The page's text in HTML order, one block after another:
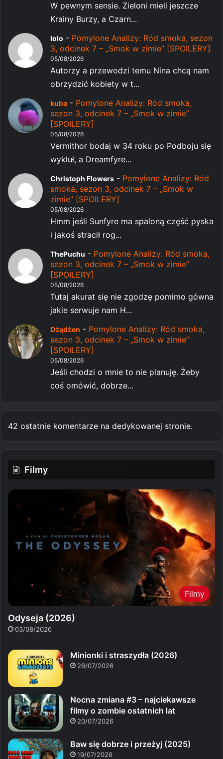
W pewnym sensie. Zieloni mieli jeszcze
Krainy Burzy, a Czarn...
lolo - Pomylone Analizy: Ród smoka, sezon
3, odcinek 7 – „Smok w zimie” [SPOILERY]
05/08/2026
Autorzy a przewodzi temu Nina chcą nam
obrzydzić kobiety w t...
kuba - Pomylone Analizy: Ród smoka,
sezon 3, odcinek 7 – „Smok w zimie”
[SPOILERY]
05/08/2026
Vermithor bodaj w 34 roku po Podboju się
wykluł, a Dreamfyre...
Christoph Flowers - Pomylone Analizy: Ród
smoka, sezon 3, odcinek 7 – „Smok w
zimie” [SPOILERY]
05/08/2026
Hmm jeśli Sunfyre ma spaloną część pyska
i jakoś stracił rog...
ThePuchu - Pomylone Analizy: Ród smoka,
sezon 3, odcinek 7 – „Smok w zimie”
[SPOILERY]
05/08/2026
Tutaj akurat się nie zgodzę pomimo gówna
jakie serwuje nam H...
Dżądżen - Pomylone Analizy: Ród smoka,
sezon 3, odcinek 7 – „Smok w zimie”
[SPOILERY]
05/08/2026
Jeśli chodzi o mnie to nie planuję. Żeby
coś omówić, dobrze...
42 ostatnie komentarze na dedykowanej stronie.
Filmy
Filmy
Odyseja (2026)
03/08/2026
Minionki i straszydła (2026)
26/07/2026
Nocna zmiana #3 – najciekawsze
filmy o zombie ostatnich lat
20/07/2026
Baw się dobrze i przeżyj (2025)
19/07/2026